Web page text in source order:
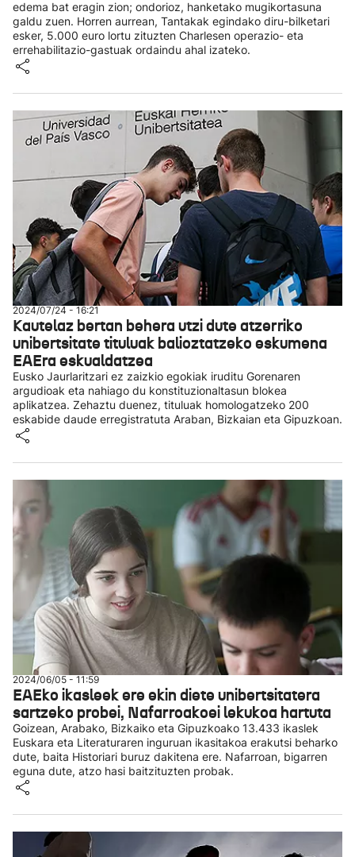
edema bat eragin zion; ondorioz, hanketako mugikortasuna
galdu zuen. Horren aurrean, Tantakak egindako diru-bilketari
esker, 5.000 euro lortu zituzten Charlesen operazio- eta
errehabilitazio-gastuak ordaindu ahal izateko.
2024/07/24 - 16:21
Kautelaz bertan behera utzi dute atzerriko
unibertsitate tituluak balioztatzeko eskumena
EAEra eskualdatzea
Eusko Jaurlaritzari ez zaizkio egokiak iruditu Gorenaren
argudioak eta nahiago du konstituzionaltasun blokea
aplikatzea. Zehaztu duenez, tituluak homologatzeko 200
eskabide daude erregistratuta Araban, Bizkaian eta Gipuzkoan.
2024/06/05 - 11:59
EAEko ikasleek ere ekin diete unibertsitatera
sartzeko probei, Nafarroakoei lekukoa hartuta
Goizean, Arabako, Bizkaiko eta Gipuzkoako 13.433 ikaslek
Euskara eta Literaturaren inguruan ikasitakoa erakutsi beharko
dute, baita Historiari buruz dakitena ere. Nafarroan, bigarren
eguna dute, atzo hasi baitzituzten probak.